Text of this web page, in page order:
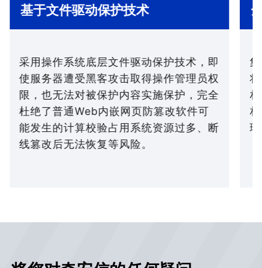
基于文件驱动保护技术
采用操作系统底层文件驱动保护技术，即
使服务器遭受黑客攻击取得操作管理员权
限，也无法对被保护内容实施保护，完全
杜绝了普通Web内嵌网页防篡改软件可
能发生的计算校验占用系统资源过多、断
线篡改后无法恢复等风险。